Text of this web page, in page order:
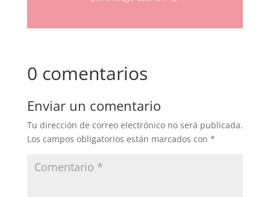
0 comentarios
Enviar un comentario
Tu dirección de correo electrónico no será publicada.
Los campos obligatorios están marcados con *